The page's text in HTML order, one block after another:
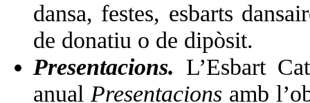
dansa, festes, esbarts
de donatiu o de dipòsit.
Presentacions. L’Esbart
anual Presentacions amb